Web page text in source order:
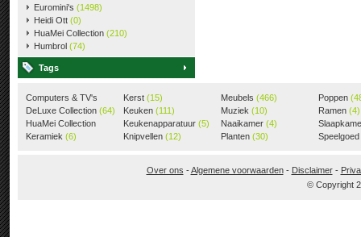
Euromini's (1498)
Heidi Ott (0)
HuaMei Collection (210)
Humbrol (74)
Tags
Computers & TV's
(18)
DeLuxe Collection (64)
HuaMei Collection
(205)
Keramiek (6)
Kerst (15)
Keuken (111)
Keukenapparatuur (5)
Knipvellen (12)
Meubels (466)
Muziek (10)
Naaikamer (4)
Planten (30)
Poppen
Ramen (4)
Speelgoed
Over ons -Algemene voorwaarden- Disclaimer-
© Copyright